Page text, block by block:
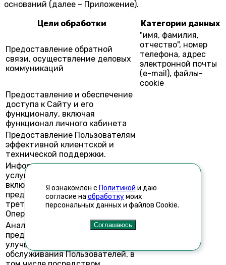
оснований (далее – Приложение).
Цели обработки
Категории данных
Предоставление обратной
связи, осуществление деловых
коммуникаций
"имя, фамилия,
отчество", номер
телефона, адрес
электронной почты
(e-mail), файлы-
cookie
Предоставление и обеспечение
доступа к Сайту и его
функционалу, включая
функционал личного кабинета
Предоставление Пользователям
эффективной клиентской и
технической поддержки.
Информирование о товарах,
услугах, специальных акциях,
включая рекламные,
предложениях Оператора и
третьих лиц, по усмотрению
Оператора
Анализ качества
предоставляемых услуг и
улучшения качества
обслуживания Пользователей, в
Я ознакомлен с Политикой и даю
согласие на обработкумоих
персональных данных и файлов Cookie.
Соглашаюсь